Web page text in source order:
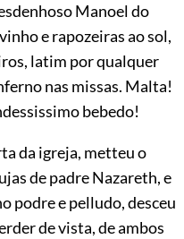
Manoel do
e rapozeiras ao sol,
latim por qualquer
nas missas. Malta!
bebedo!
da igreja, metteu o
de padre Nazareth, e
podre e pelludo, desceu
de vista, de ambos